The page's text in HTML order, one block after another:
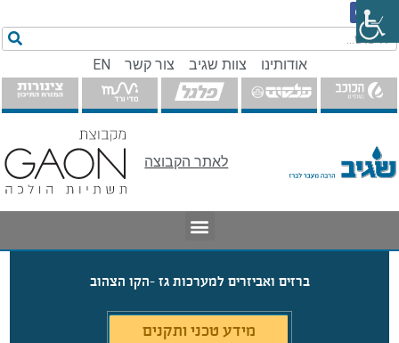
אודותינו צוות שגיב צור קשר EN
לאתר הקבוצה
ברזים ואביזרים למערכות גז-הקו הצהוב
מידע טכני ותקנים